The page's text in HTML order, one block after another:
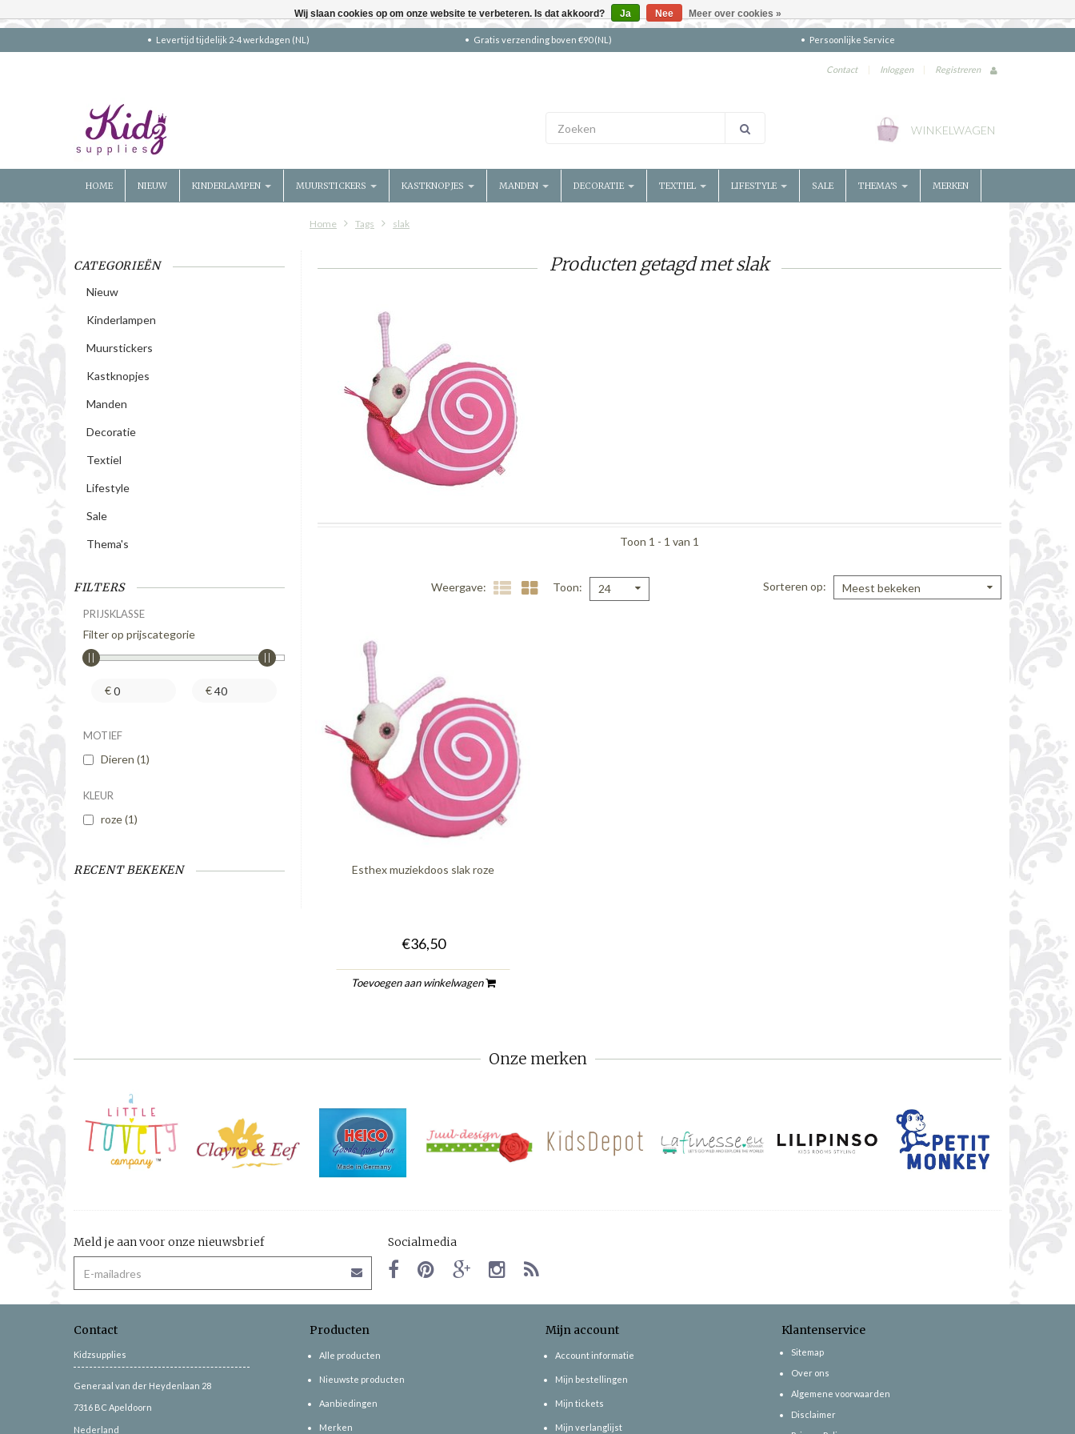
Levertijd tijdelijk 2-4 werkdagen (NL) Gratis verzending boven €90 (NL) Persoonlijke Service
Contact | Inloggen | Registreren
WINKELWAGEN
HOME NIEUW KINDERLAMPEN MUURSTICKERS KASTKNOPJES MANDEN DECORATIE TEXTIEL LIFESTYLE SALE THEMA'S MERKEN
Home Tags slak
CATEGORIEËN
Nieuw
Kinderlampen
Muurstickers
Kastknopjes
Manden
Decoratie
Textiel
Lifestyle
Sale
Thema's
FILTERS
PRIJSKLASSE
Filter op prijscategorie
€ €
MOTIEF
Dieren (1)
KLEUR
roze(1)
RECENT BEKEKEN
Producten getagd met slak
Toon 1 - 1 van 1
Weergave Toon 24 Sorteren op Meest bekeken
Esthex muziekdoos slak roze
€36,50
Toevoegen aan winkelwagen
Onze merken
Meld je aan voor onze nieuwsbrief Socialmedia
Contact
Kidzsupplies
Generaal van der Heydenlaan 28
7316 BC Apeldoorn
Nederland
Producten
Alle producten
Nieuwste producten
Aanbiedingen
Merken
Mijn account
Account informatie
Mijn bestellingen
Mijn tickets
Mijn verlanglijst
Klantenservice
Sitemap
Over ons
Algemene voorwaarden
Disclaimer
Wij slaan cookies op om onze website te verbeteren. Is dat akkoord? Ja Nee Meer over cookies »